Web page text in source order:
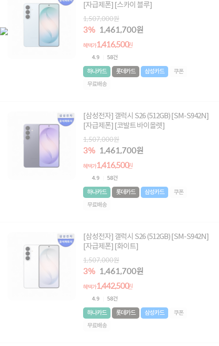
[자급제폰] [스카이 블루]
1,507,000원
3% 1,461,700원
혜택가1,416,500원
4.9 58건
하나카드 롯데카드 삼성카드
쿠폰
무료배송
[삼성전자] 갤럭시 S26 (512GB) [SM-S942N]
[자급제폰] [코발트 바이올렛]
1,507,000원
3% 1,461,700원
혜택가1,416,500원
4.9 58건
하나카드 롯데카드 삼성카드
쿠폰
무료배송
[삼성전자] 갤럭시 S26 (512GB) [SM-S942N]
[자급제폰] [화이트]
1,507,000원
3% 1,461,700원
혜택가1,442,500원
4.9 58건
하나카드 롯데카드 삼성카드
쿠폰
무료배송